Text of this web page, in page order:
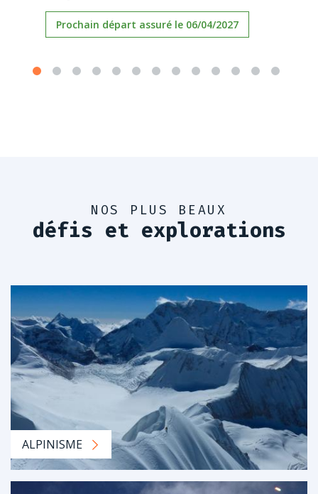
Prochain départ assuré le 06/04/2027
NOS PLUS BEAUX
défis et explorations
ALPINISME